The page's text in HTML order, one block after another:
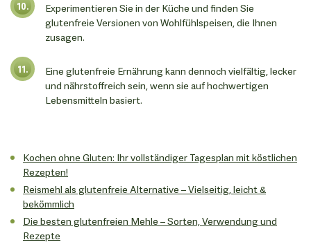
Experimentieren Sie in der Küche und finden Sie
glutenfreie Versionen von Wohlfühlspeisen, die Ihnen
zusagen.
Eine glutenfreie Ernährung kann dennoch vielfältig, lecker
und nährstoffreich sein, wenn sie auf hochwertigen
Lebensmitteln basiert.
Kochen ohne Gluten: Ihr vollständiger Tagesplan mit köstlichen
Rezepten!
Reismehl als glutenfreie Alternative – Vielseitig, leicht &
bekömmlich
Die besten glutenfreien Mehle – Sorten, Verwendung und
Rezepte